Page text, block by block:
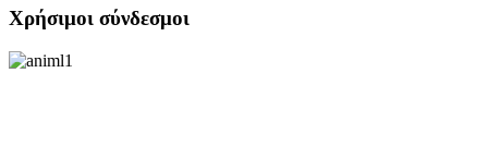
Χρήσιμοι σύνδεσμοι